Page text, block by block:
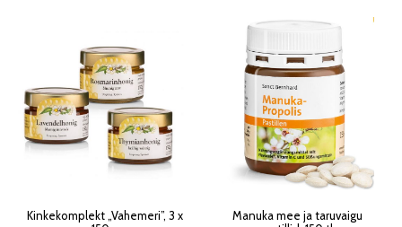
Kinkekomplekt „Vahemeri”, 3 x
Manuka mee ja taruvaigu